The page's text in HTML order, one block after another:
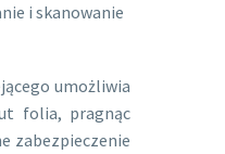
i skanowanie
umożliwia
folia, pragnąc
zabezpieczenie